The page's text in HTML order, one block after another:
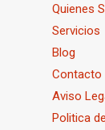
Quienes
Servicios
Blog
Contacto
Aviso
Politica